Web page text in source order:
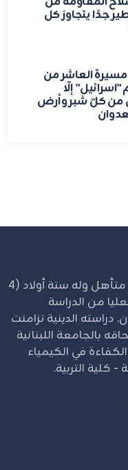
جدًا يتجاوز كل
العاشر من
"اسرائيل" إلّا
من كلّ شبر وأرض
مواليد 1953 كفر فيلا - جنوب لبنان. متأهل وله ستة أولاد (4
من الدراسة
دراسته الدينية تزامنت
بالجامعة اللبنانية
في الكيمياء
- كلية التربية.